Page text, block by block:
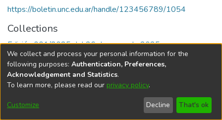
https://boletin.unc.edu.ar/handle/123456789/1054
Collections
Edición 001/2025 del 26 de mayo de 2025
Universidad Nacional de Córdoba
We collect and process your personal information for the
following purposes: Authentication, Preferences,
Acknowledgement and Statistics.
To learn more, please read our privacy policy.
Customize Decline That's ok